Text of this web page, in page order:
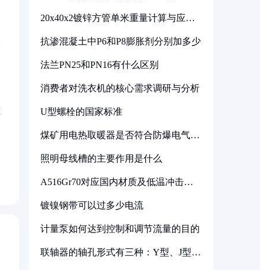
20x40x2镀锌方管单米重量计算与应用
抗渗混凝土中P6和P8膨胀剂分别加多少
法兰PN25和PN16有什么区别
消费者对洗衣机的核心需求调研与分析
U型螺栓的国家标准
煤矿用电热取暖器是否符合防爆电气设
照明母线槽的主要作用是什么
A516Gr70对应国内材质及低温冲击要
镀镍钢带可以过多少电流
计量泵如何达到控制和调节流量的目的
联轴器的轴孔形式有三种：Y型、J型、